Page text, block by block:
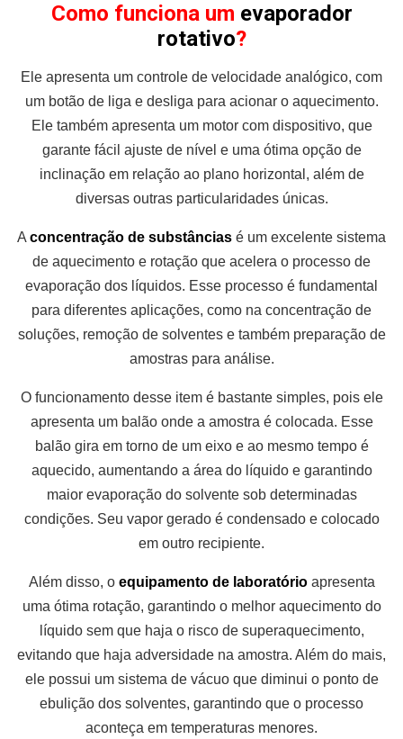
Como funciona um evaporador
rotativo?
Ele apresenta um controle de velocidade analógico, com
um botão de liga e desliga para acionar o aquecimento.
Ele também apresenta um motor com dispositivo, que
garante fácil ajuste de nível e uma ótima opção de
inclinação em relação ao plano horizontal, além de
diversas outras particularidades únicas.
A concentração de substâncias é um excelente sistema
de aquecimento e rotação que acelera o processo de
evaporação dos líquidos. Esse processo é fundamental
para diferentes aplicações, como na concentração de
soluções, remoção de solventes e também preparação de
amostras para análise.
O funcionamento desse item é bastante simples, pois ele
apresenta um balão onde a amostra é colocada. Esse
balão gira em torno de um eixo e ao mesmo tempo é
aquecido, aumentando a área do líquido e garantindo
maior evaporação do solvente sob determinadas
condições. Seu vapor gerado é condensado e colocado
em outro recipiente.
Além disso, o equipamento de laboratório apresenta
uma ótima rotação, garantindo o melhor aquecimento do
líquido sem que haja o risco de superaquecimento,
evitando que haja adversidade na amostra. Além do mais,
ele possui um sistema de vácuo que diminui o ponto de
ebulição dos solventes, garantindo que o processo
aconteça em temperaturas menores.